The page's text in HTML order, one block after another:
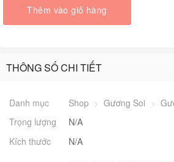
Thêm vào giỏ hàng
THÔNG SỐ CHI TIẾT
Danh mục Shop > Gương Soi >
Trọng lượng
N/A
Kích thước
N/A